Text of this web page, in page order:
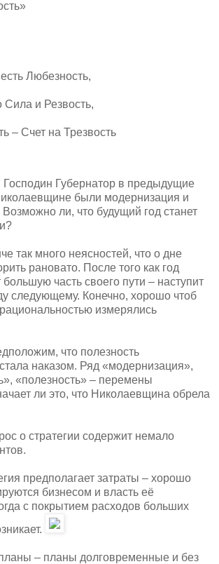
Любезность,
Сила и Резвость,
– Счет на Трезвость
Господин Губернатор в предыдущие
были модернизация и
ли, что будущий год станет
так много неясностей, что о дне
рановато. После того как год
часть своего пути – наступит
следующему. Конечно, хорошо чтоб
измерялись
что полезность
наказом. Ряд «модернизация»,
«полезность» – перемены
ли это, что Николаевщина обрела
о стратегии содержит немало
предполагает затраты – хорошо
бизнесом и власть её
с покрытием расходов больших
– планы долговременные и без